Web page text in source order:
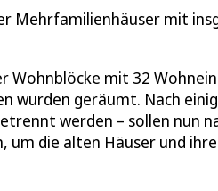
Mehrfamilienhäuser mit
Wohnblöcke mit 32
wurden geräumt. Nach
werden – sollen nun
um die alten Häuser und